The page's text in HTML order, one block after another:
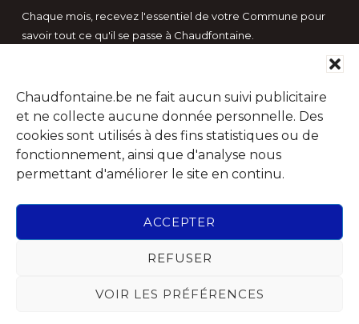
Chaudfontaine.be ne fait aucun suivi publicitaire
et ne collecte aucune donnée personnelle. Des
cookies sont utilisés à des fins statistiques ou de
fonctionnement, ainsi que d'analyse nous
permettant d'améliorer le site en continu.
ACCEPTER
REFUSER
VOIR LES PRÉFÉRENCES
Chaque mois, recevez l'essentiel de votre Commune pour
savoir tout ce qu'il se passe à Chaudfontaine.
Suivez-nous sur les réseaux sociaux